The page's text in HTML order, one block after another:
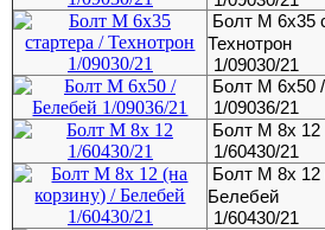
Болт М 6х35
Технотрон
1/09030/21
Болт М 6х50
1/09036/21
Болт М 8х 12
1/60430/21
Болт М 8х 12
Белебей
1/60430/21